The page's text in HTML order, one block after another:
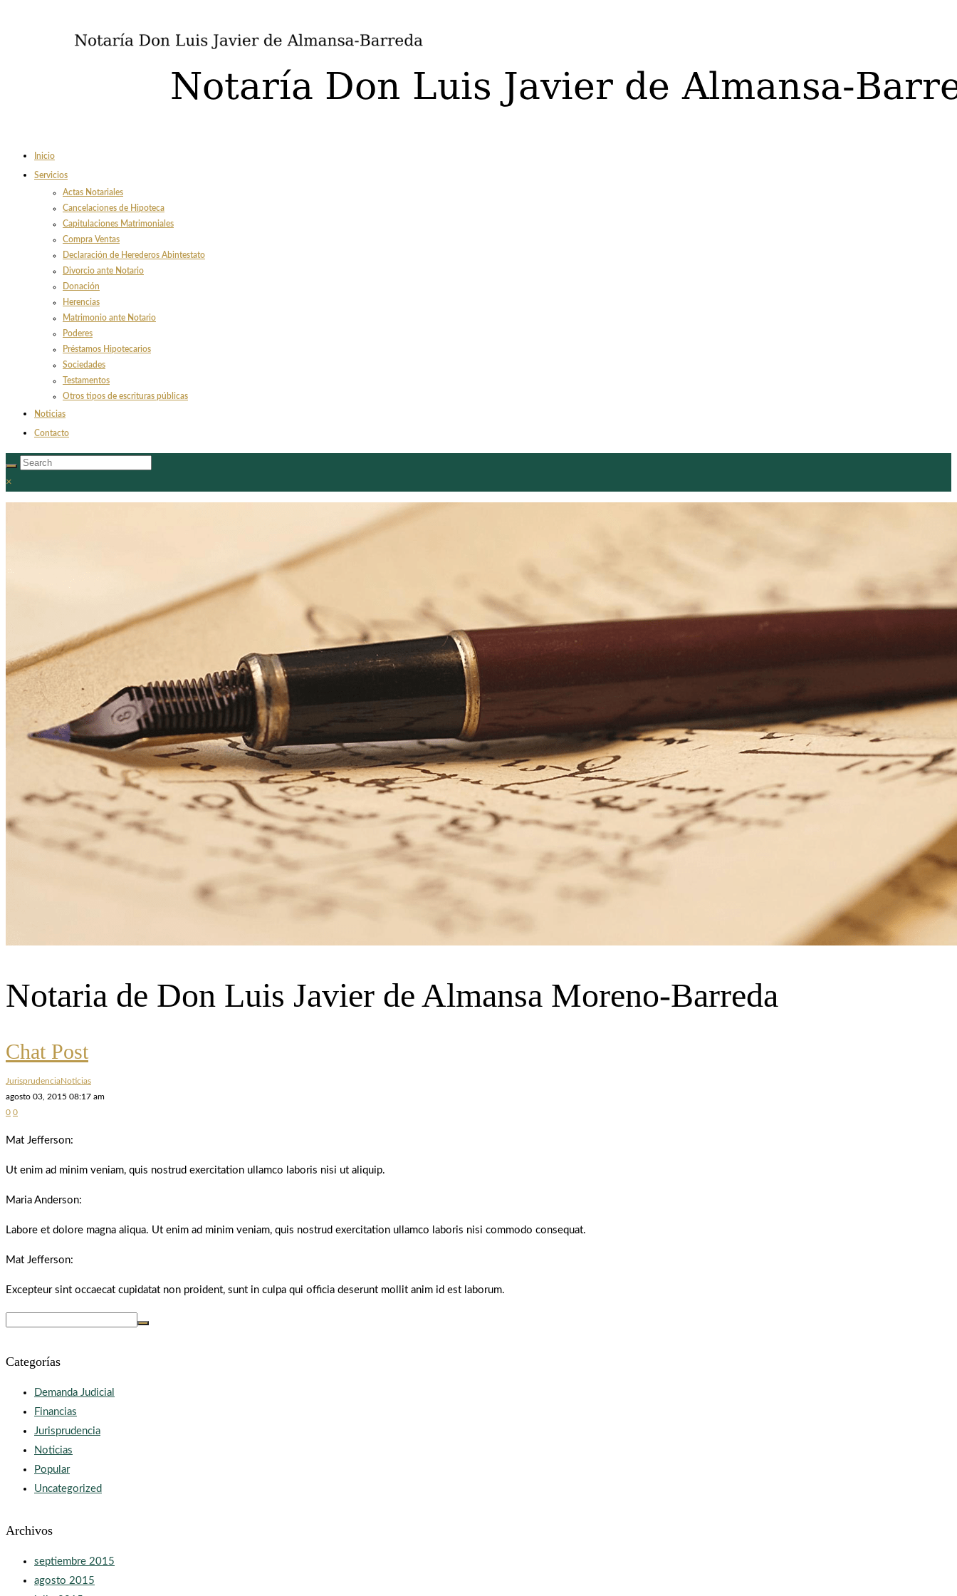
Inicio
Servicios
Actas Notariales
Cancelaciones de Hipoteca
Capitulaciones Matrimoniales
Compra Ventas
Declaración de Herederos Abintestato
Divorcio ante Notario
Donación
Herencias
Matrimonio ante Notario
Poderes
Préstamos Hipotecarios
Sociedades
Testamentos
Otros tipos de escrituras públicas
Noticias
Contacto
×
Notaria de Don Luis Javier de Almansa Moreno-Barreda
Chat Post
JurisprudenciaNoticias
agosto 03, 2015 08:17 am
0 0
Mat Jefferson:
Ut enim ad minim veniam, quis nostrud exercitation ullamco laboris nisi ut aliquip.
Maria Anderson:
Labore et dolore magna aliqua. Ut enim ad minim veniam, quis nostrud exercitation ullamco laboris nisi commodo consequat.
Mat Jefferson:
Excepteur sint occaecat cupidatat non proident, sunt in culpa qui officia deserunt mollit anim id est laborum.
Categorías
Demanda Judicial
Financias
Jurisprudencia
Noticias
Popular
Uncategorized
Archivos
septiembre 2015
agosto 2015